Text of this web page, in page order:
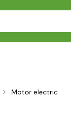
Motor electric